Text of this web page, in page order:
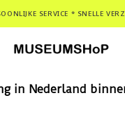
SERVICE * SNELLE
in Nederland